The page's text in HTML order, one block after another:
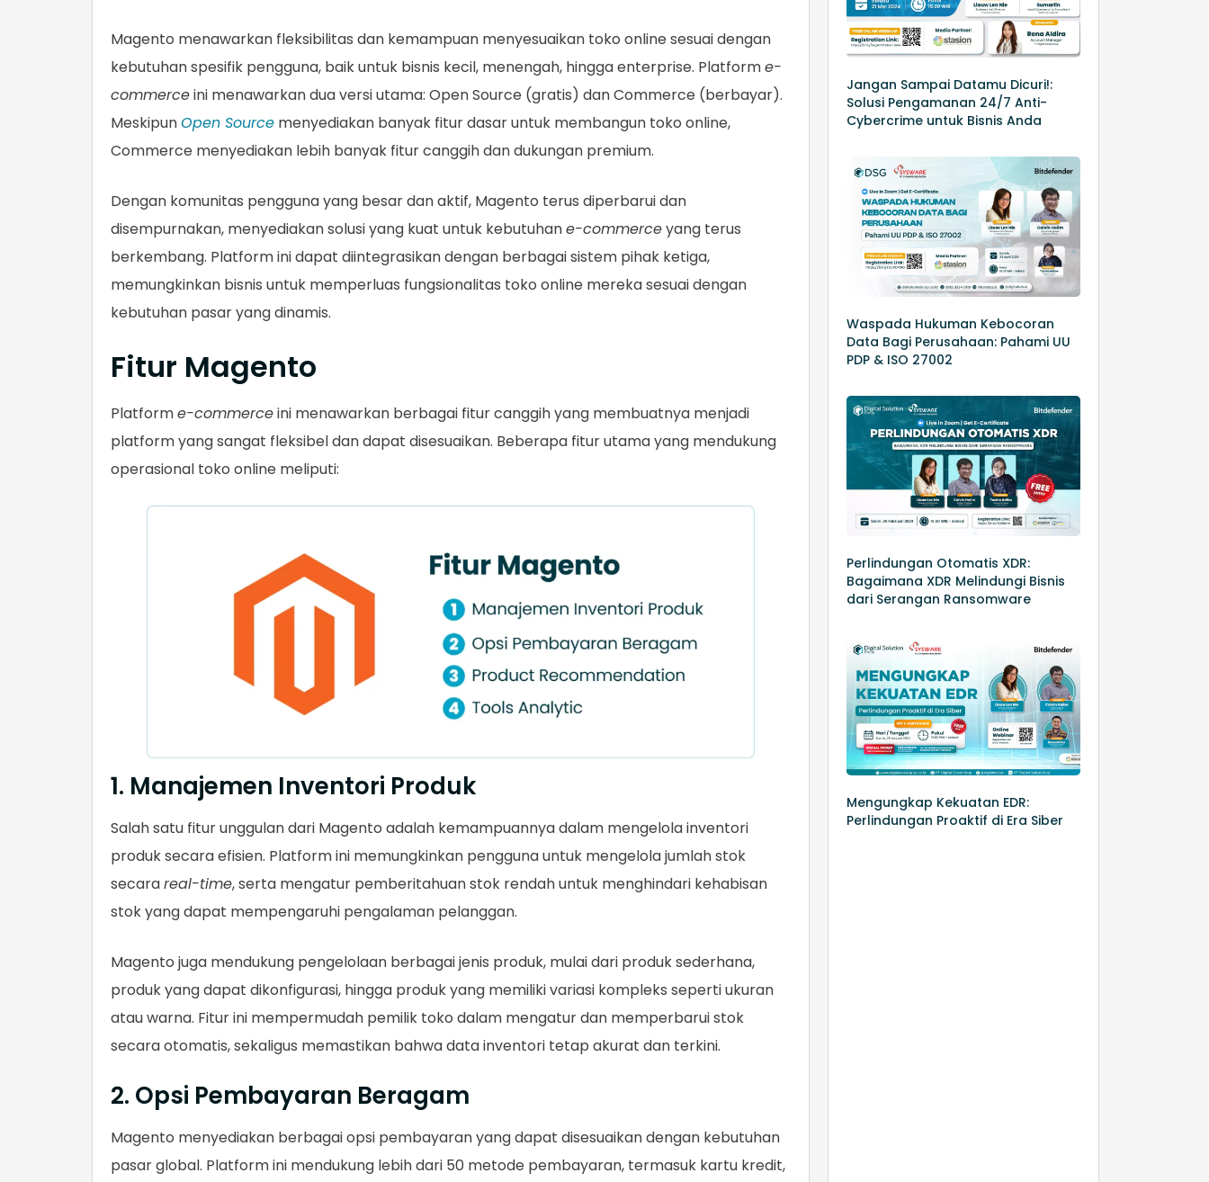
Magento menawarkan fleksibilitas dan kemampuan menyesuaikan toko online sesuai dengan
kebutuhan spesifik pengguna, baik untuk bisnis kecil, menengah, hingga enterprise. Platforme-
commerceini menawarkan dua versi utama: Open Source (gratis) dan Commerce (berbayar).
MeskipunOpen Source menyediakan banyak fitur dasar untuk membangun toko online,
Commerce menyediakan lebih banyak fitur canggih dan dukungan premium.
Dengan komunitas pengguna yang besar dan aktif, Magento terus diperbarui dan
disempurnakan, menyediakan solusi yang kuat untuk kebutuhane-commerceyang terus
berkembang. Platform ini dapat diintegrasikan dengan berbagai sistem pihak ketiga,
memungkinkan bisnis untuk memperluas fungsionalitas toko online mereka sesuai dengan
kebutuhan pasar yang dinamis.
Fitur Magento
Platforme-commerceini menawarkan berbagai fitur canggih yang membuatnya menjadi
platform yang sangat fleksibel dan dapat disesuaikan. Beberapa fitur utama yang mendukung
operasional toko online meliputi:
1. Manajemen Inventori Produk
Salah satu fitur unggulan dari Magento adalah kemampuannya dalam mengelola inventori
produk secara efisien. Platform ini memungkinkan pengguna untuk mengelola jumlah stok
secarareal-time, serta mengatur pemberitahuan stok rendah untuk menghindari kehabisan
stok yang dapat mempengaruhi pengalaman pelanggan.
Magento juga mendukung pengelolaan berbagai jenis produk, mulai dari produk sederhana,
produk yang dapat dikonfigurasi, hingga produk yang memiliki variasi kompleks seperti ukuran
atau warna. Fitur ini mempermudah pemilik toko dalam mengatur dan memperbarui stok
secara otomatis, sekaligus memastikan bahwa data inventori tetap akurat dan terkini.
2. Opsi Pembayaran Beragam
Magento menyediakan berbagai opsi pembayaran yang dapat disesuaikan dengan kebutuhan
pasar global. Platform ini mendukung lebih dari 50 metode pembayaran, termasuk kartu kredit,
Jangan Sampai Datamu Dicuri!:
Solusi Pengamanan 24/7 Anti-
Cybercrime untuk Bisnis Anda
Waspada Hukuman Kebocoran
Data Bagi Perusahaan: Pahami UU
PDP & ISO 27002
Perlindungan Otomatis XDR:
Bagaimana XDR Melindungi Bisnis
dari Serangan Ransomware
Mengungkap Kekuatan EDR:
Perlindungan Proaktif di Era Siber